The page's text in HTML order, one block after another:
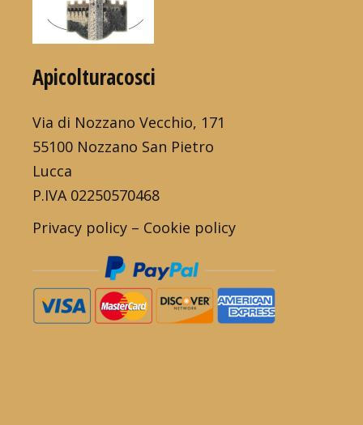
Apicolturacosci
Via di Nozzano Vecchio, 171
55100 Nozzano San Pietro
Lucca
P.IVA 02250570468
Privacy policy – Cookie policy